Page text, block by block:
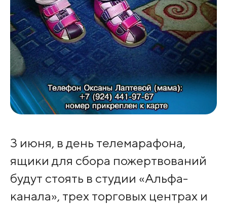
3 июня, в день телемарафона,
ящики для сбора пожертвований
будут стоять в студии «Альфа-
канала», трех торговых центрах и